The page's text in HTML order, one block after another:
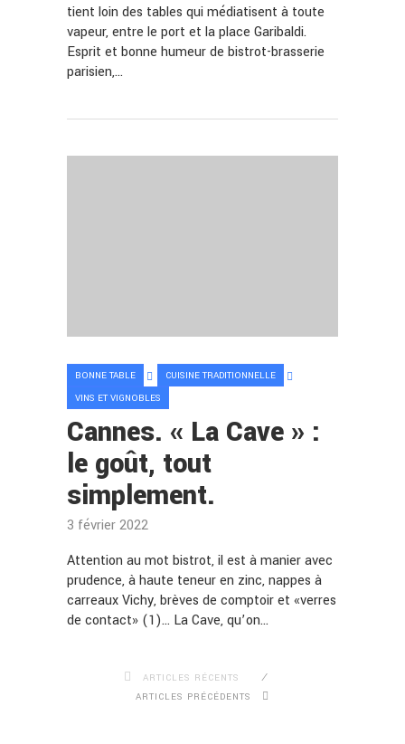
tient loin des tables qui médiatisent à toute
vapeur, entre le port et la place Garibaldi.
Esprit et bonne humeur de bistrot-brasserie
parisien,…
BONNE TABLE
CUISINE TRADITIONNELLE
VINS ET VIGNOBLES
Cannes. « La Cave » :
le goût, tout
simplement.
3 février 2022
Attention au mot bistrot, il est à manier avec
prudence, à haute teneur en zinc, nappes à
carreaux Vichy, brèves de comptoir et «verres
de contact» (1)… La Cave, qu’on…
ARTICLES RÉCENTS
ARTICLES PRÉCÉDENTS